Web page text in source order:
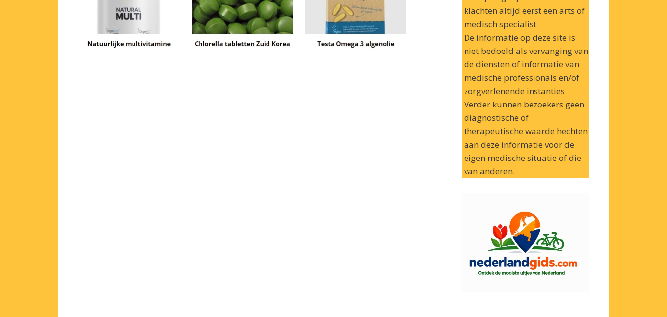
klachten altijd eerst een arts of
medisch specialist
De informatie op deze site is
niet bedoeld als vervanging van
de diensten of informatie van
medische professionals en/of
zorgverlenende instanties
Verder kunnen bezoekers geen
diagnostische of
therapeutische waarde hechten
aan deze informatie voor de
eigen medische situatie of die
van anderen.